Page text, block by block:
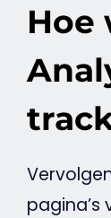
Hoe
pagina’s